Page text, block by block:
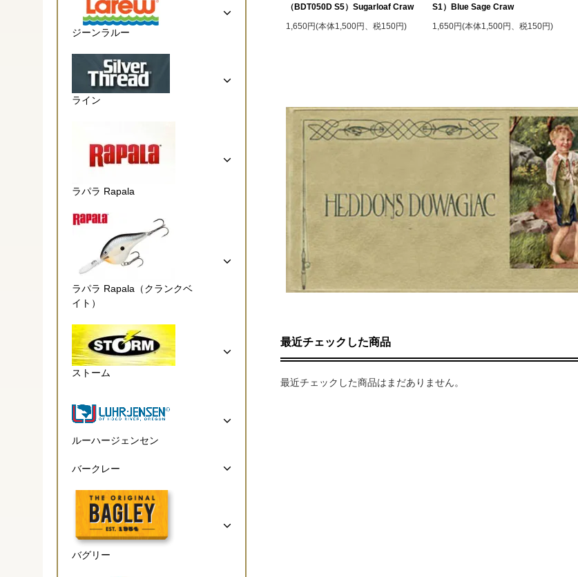
（BDT050D S5）Sugarloaf Craw
1,650円(本体1,500円、税150円)
S1）Blue Sage Craw
1,650円(本体1,500円、税150円)
最近チェックした商品
最近チェックした商品はまだありません。
ジーンラルー
ライン
ラパラ Rapala
ラパラ Rapala（クランクベ
イト）
ストーム
ルーハージェンセン
バークレー
バグリー